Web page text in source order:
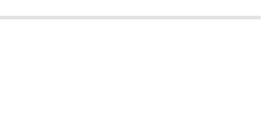
arbeid en